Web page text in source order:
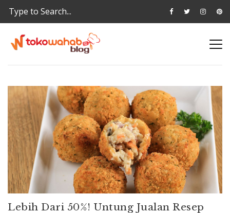
Lebih Dari 50%! Untung Jualan Resep